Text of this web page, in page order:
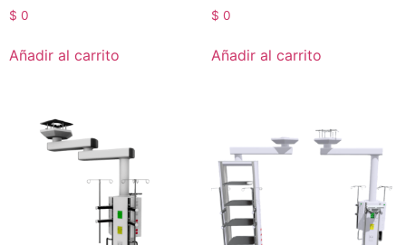
$ 0
Añadir al carrito
$ 0
Añadir al carrito